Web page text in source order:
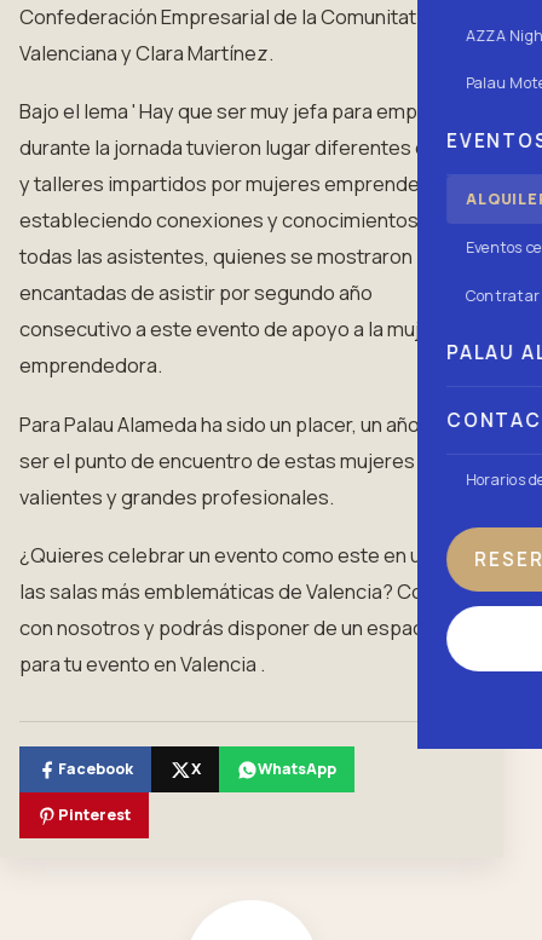
AZZA
Palau
Eventos
Contratar
PALAU
Horarios
Confederación Empresarial de la Comunitat
Valenciana y Clara Martínez.
Bajo el lema ' Hay que ser muy jefa para empreder '
durante la jornada tuvieron lugar diferentes charlas
y talleres impartidos por mujeres emprendedoras
estableciendo conexiones y conocimientos entre
todas las asistentes, quienes se mostraron
encantadas de asistir por segundo año
consecutivo a este evento de apoyo a la mujer
emprendedora.
Para Palau Alameda ha sido un placer, un año más,
ser el punto de encuentro de estas mujeres
valientes y grandes profesionales.
¿Quieres celebrar un evento como este en una de
las salas más emblemáticas de Valencia? Consulta
con nosotros y podrás disponer de un espacio
para tu evento en Valencia .
Facebook X WhatsApp
Pinterest